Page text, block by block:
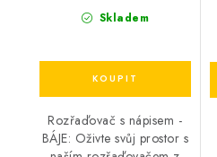
Skladem
Rozřaďovač s nápisem -
BÁJE: Oživte svůj prostor s